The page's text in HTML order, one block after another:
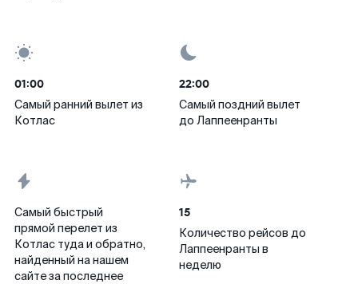
01:00
Самый ранний вылет из
Котлас
22:00
Самый поздний вылет
до Лаппеенранты
Самый быстрый
прямой перелет из
Котлас туда и обратно,
найденный на нашем
сайте за последнее
15
Количество рейсов до
Лаппеенранты в
неделю